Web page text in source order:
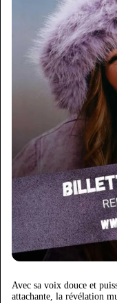
Avec sa voix douce et
attachante, la révélation